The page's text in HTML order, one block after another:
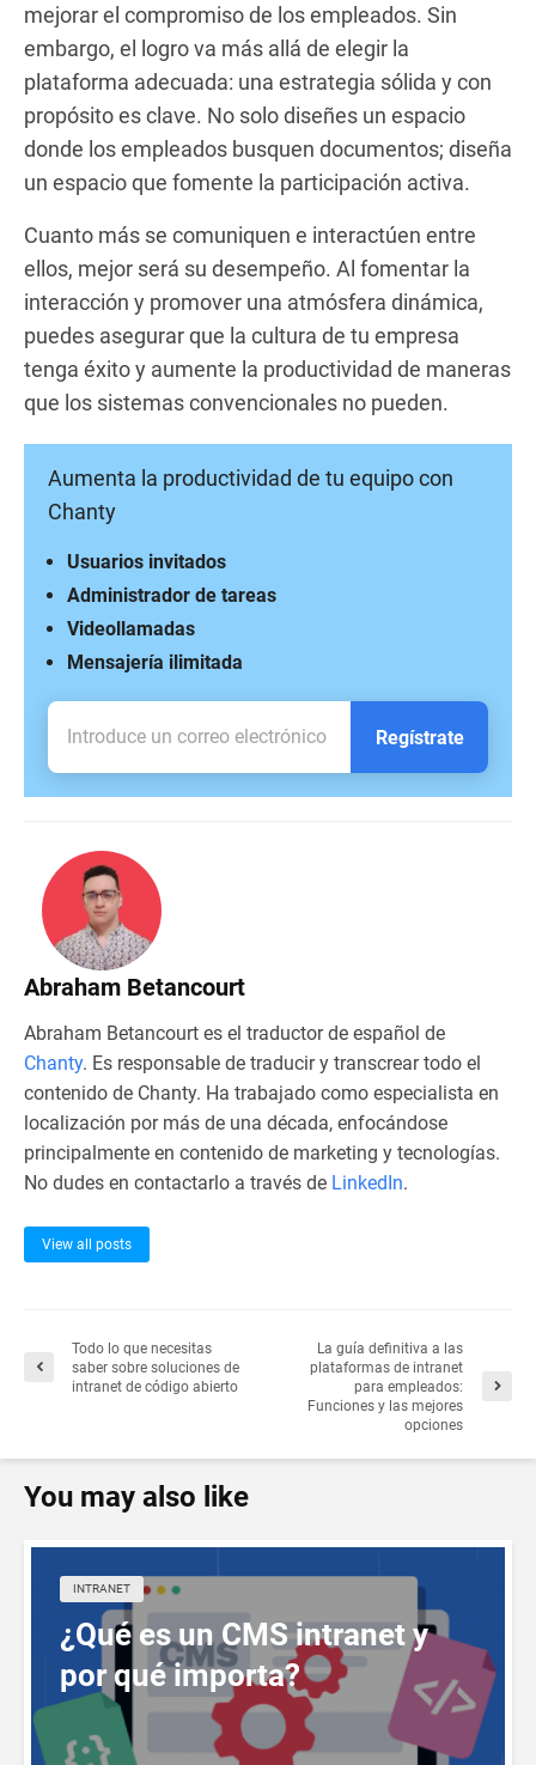
mejorar el compromiso de los empleados. Sin
embargo, el logro va más allá de elegir la
plataforma adecuada: una estrategia sólida y con
propósito es clave. No solo diseñes un espacio
donde los empleados busquen documentos; diseña
un espacio que fomente la participación activa.
Cuanto más se comuniquen e interactúen entre
ellos, mejor será su desempeño. Al fomentar la
interacción y promover una atmósfera dinámica,
puedes asegurar que la cultura de tu empresa
tenga éxito y aumente la productividad de maneras
que los sistemas convencionales no pueden.
Aumenta la productividad de tu equipo con
Chanty
Mensajería ilimitada
Videollamadas
Administrador de tareas
Usuarios invitados
Regístrate
Abraham Betancourt
Abraham Betancourt es el traductor de español de
Chanty. Es responsable de traducir y transcrear todo el
contenido de Chanty. Ha trabajado como especialista en
localización por más de una década, enfocándose
principalmente en contenido de marketing y tecnologías.
No dudes en contactarlo a través de LinkedIn.
View all posts
Todo lo que necesitas
saber sobre soluciones de
intranet de código abierto
La guía definitiva a las
plataformas de intranet
para empleados:
Funciones y las mejores
opciones
You may also like
INTRANET
¿Qué es un CMS intranet y
por qué importa?